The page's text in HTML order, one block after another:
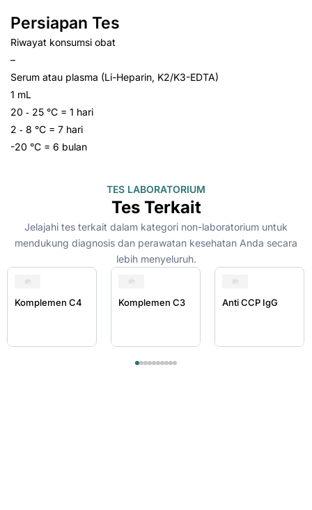
Persiapan Tes
Riwayat konsumsi obat
–
Serum atau plasma (Li-Heparin, K2/K3-EDTA)
1 mL
20 ‑ 25 °C = 1 hari
2 ‑ 8 °C = 7 hari
-20 °C = 6 bulan
TES LABORATORIUM
Tes Terkait
Jelajahi tes terkait dalam kategori non-laboratorium untuk
mendukung diagnosis dan perawatan kesehatan Anda secara
lebih menyeluruh.
Komplemen C4 Komplemen C3 Anti CCP IgG